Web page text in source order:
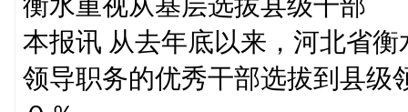
本报讯 从去年底以来，河北省
领导职务的优秀干部选拔到县级